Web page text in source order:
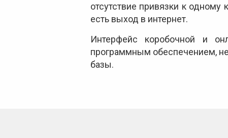
отсутствие привязки к
есть выход в интернет.
Интерфейс коробочной и
программным обеспечением,
базы.